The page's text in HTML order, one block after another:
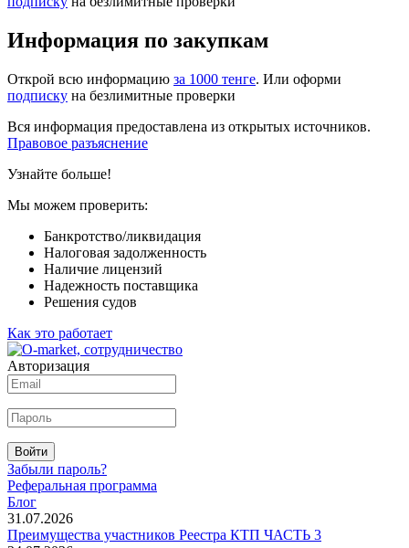
Информация по закупкам
Открой всю информацию за 1000 тенге. Или оформи
подписку на безлимитные проверки
Вся информация предоставлена из открытых источников.
Правовое разъяснение
Узнайте больше!
Мы можем проверить:
Банкротство/ликвидация
Налоговая задолженность
Наличие лицензий
Надежность поставщика
Решения судов
Как это работает
Авторизация
Войти
Забыли пароль?
Реферальная программа
Блог
31.07.2026
Преимущества участников Реестра КТП ЧАСТЬ 3